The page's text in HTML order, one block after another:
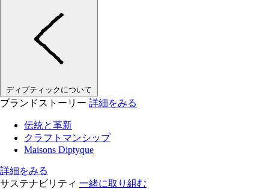
ディプティックについて
ブランドストーリー 詳細をみる
伝統と革新
クラフトマンシップ
Maisons Diptyque
詳細をみる
サステナビリティ 一緒に取り組む